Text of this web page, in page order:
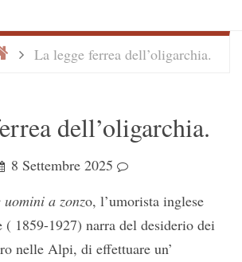
HomeLa legge ferrea dell’oligarchia.
dell’oligarchia.
8 Settembre 2025
uomini a zonzo, l’umorista inglese
( 1859-1927) narra del desiderio dei
nelle Alpi, di effettuare un’